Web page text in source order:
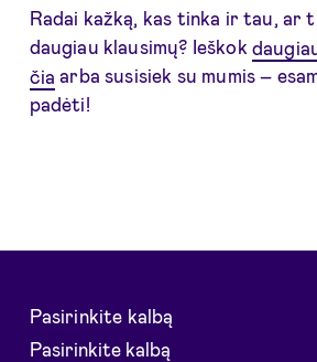
Radai kažką, kas tinka ir tau, ar
daugiau klausimų? Ieškok
čia arba susisiek su mumis –
padėti!
Pasirinkite kalbą
Pasirinkite kalbą